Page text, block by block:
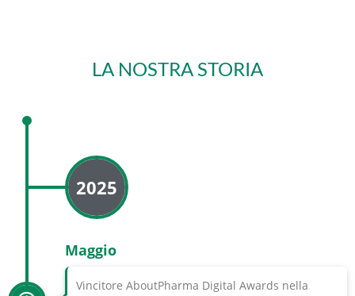
LA NOSTRA STORIA
2025
Maggio
Vincitore AboutPharma Digital Awards nella